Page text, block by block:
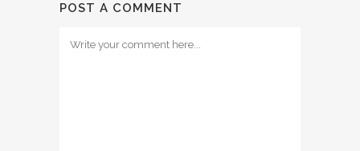
POST A COMMENT